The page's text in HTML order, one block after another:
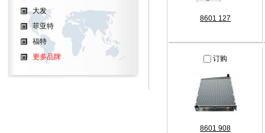
8601 127
订购
8601 908
大发
菲亚特
福特
更多品牌